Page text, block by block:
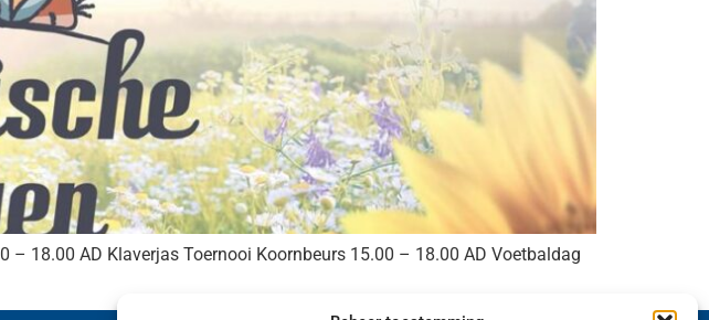
– 18.00 AD Klaverjas Toernooi Koornbeurs 15.00 – 18.00 AD Voetbaldag